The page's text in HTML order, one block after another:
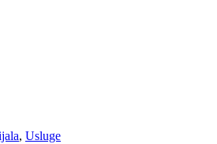
, Usluge